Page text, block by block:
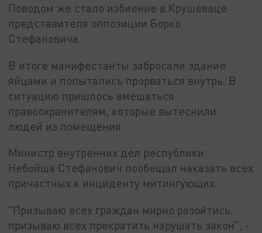
Поводом же стало избиение в Крушеваце
представителя оппозиции Борко
Стефановича.
В итоге манифестанты забросали здание
яйцами и попытались прорваться внутрь. В
ситуацию пришлось вмешаться
правоохранителям, которые вытеснили
людей из помещения.
Министр внутренних дел республики
Небойша Стефанович пообещал наказать всех
причастных к инциденту митингующих.
"Призываю всех граждан мирно разойтись,
призываю всех прекратить нарушать закон", -